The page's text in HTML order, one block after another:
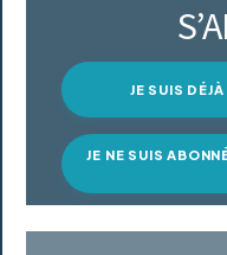
JE SUIS
JE NE SUIS